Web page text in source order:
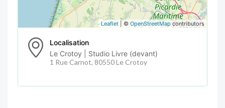
Leaflet | © OpenStreetMapcontributors
Localisation
Le Crotoy | Studio Livre (devant)
1 Rue Carnot, 80550 Le Crotoy